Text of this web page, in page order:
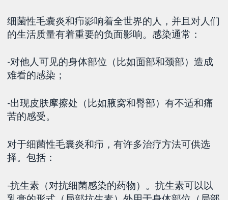
细菌性毛囊炎和疖影响着全世界的人，并且对人们
的生活质量有着重要的负面影响。感染通常：
-对他人可见的身体部位（比如面部和颈部）造成
难看的感染；
-出现皮肤摩擦处（比如腋窝和臀部）有不适和痛
苦的感受。
对于细菌性毛囊炎和疖，有许多治疗方法可供选
择。包括：
-抗生素（对抗细菌感染的药物）。抗生素可以以